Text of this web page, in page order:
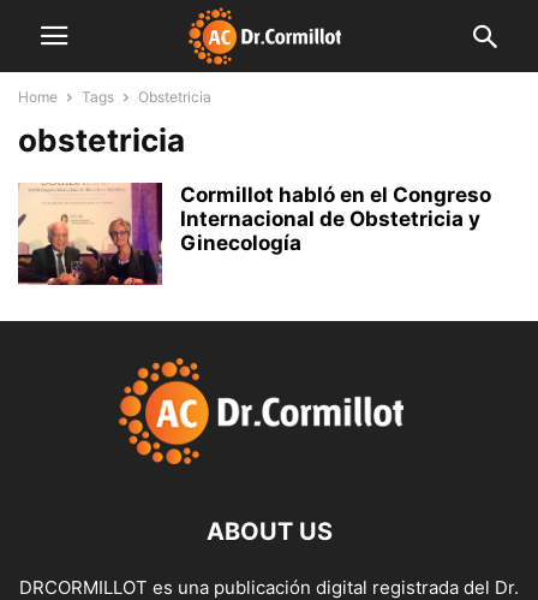
Home Tags Obstetricia
obstetricia
Cormillot habló en el Congreso
Internacional de Obstetricia y
Ginecología
ABOUT US
DRCORMILLOT es una publicación digital registrada del Dr.